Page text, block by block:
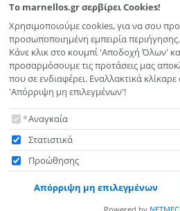
Λεωφ.
2810 211
ΜΕΝΟΥ
ΥΠΟΣΤΗΡΙΞΗ
© 2026 Marnellos Restaurant
To marnellos.gr σερβίρει Cookies!
Χρησιμοποιούμε cookies, για να σου
προσωποποιημένη εμπειρία περιήγησης.
Κάνε κλικ στο κουμπί 'Αποδοχή Όλων'
προσαρμόσουμε τις προτάσεις μας
που σε ενδιαφέρει. Εναλλακτικά
'Απόρριψη μη επιλεγμένων'!
To marnellos.gr σερβίρει
Αναγκαία
Στατιστικά
Προώθησης
Απόρριψη μη επιλεγμένων